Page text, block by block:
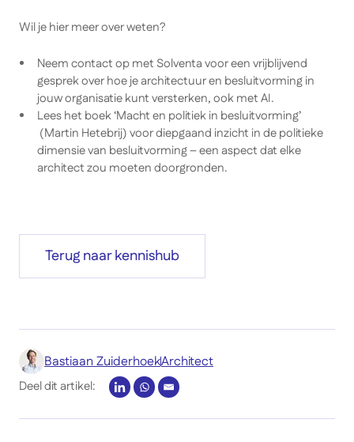
Wil je hier meer over weten?
Neem contact op met Solventa voor een vrijblijvend
gesprek over hoe je architectuur en besluitvorming in
jouw organisatie kunt versterken, ook met AI.
Lees het boek‘Macht en politiek in besluitvorming’
(Martin Hetebrij)voor diepgaand inzicht in de politieke
dimensie van besluitvorming – een aspect dat elke
architect zou moeten doorgronden.
Terug naar kennishub
Bastiaan ZuiderhoekArchitect
Deel dit artikel: